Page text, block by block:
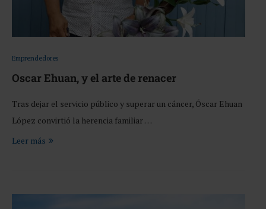
Emprendedores
Oscar Ehuan, y el arte de renacer
Tras dejar el servicio público y superar un cáncer, Óscar Ehuan
López convirtió la herencia familiar …
Leer más